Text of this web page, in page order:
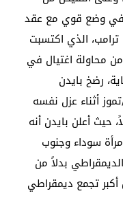
في وضع قوي مع عقد
الذي اكتسبت
محاولة اغتيال في
رضخ بايدن
انسحابه في 21 يوليو/تموز أثناء عزل نفسه
طويلاً، حيث أعلن بايدن أنه
سوداء وجنوب
بدلاً من
تجمع ديمقراطي